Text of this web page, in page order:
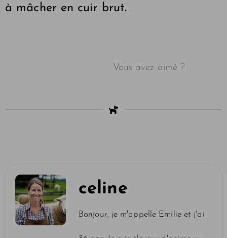
à mâcher en cuir brut.
Vous avez aimé ?
celine
Bonjour, je m'appelle Emilie et j'ai